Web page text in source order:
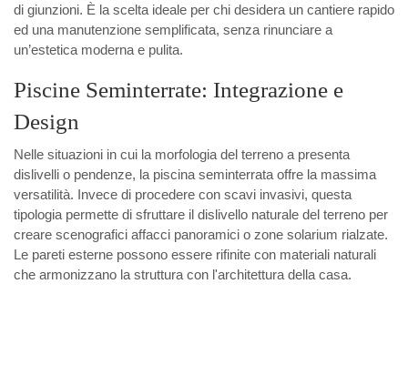
di giunzioni. È la scelta ideale per chi desidera un cantiere rapido
ed una manutenzione semplificata, senza rinunciare a
un’estetica moderna e pulita.
Piscine Seminterrate: Integrazione e
Design
Nelle situazioni in cui la morfologia del terreno a presenta
dislivelli o pendenze, la piscina seminterrata offre la massima
versatilità. Invece di procedere con scavi invasivi, questa
tipologia permette di sfruttare il dislivello naturale del terreno per
creare scenografici affacci panoramici o zone solarium rialzate.
Le pareti esterne possono essere rifinite con materiali naturali
che armonizzano la struttura con l'architettura della casa.